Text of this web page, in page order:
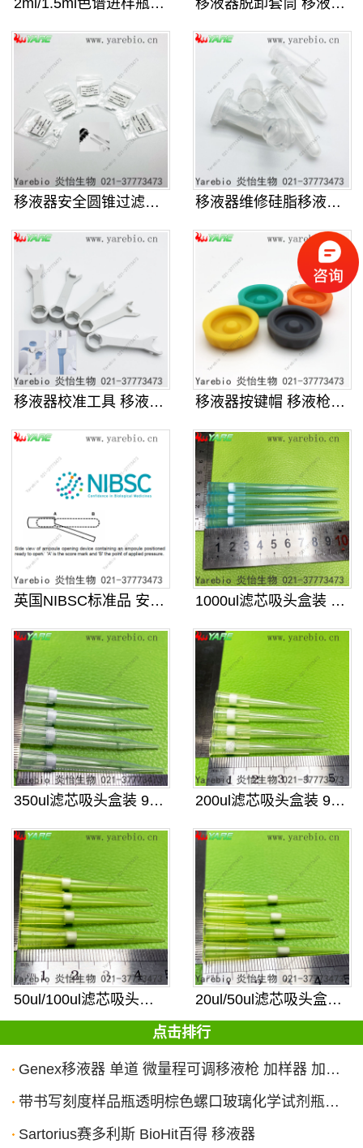
移液器安全圆锥过滤器 移液枪保护滤 移液器维修硅脂移液枪密封硅油适配赛
移液器校准工具 移液枪维修扳手 适 移液器按键帽 移液枪彩色识别帽彩帽
英国NIBSC标准品 安瓿瓶开瓶器 1000ul滤芯吸头盒装 96孔加
350ul滤芯吸头盒装 96孔 可 200ul滤芯吸头盒装 96孔 可
50ul/100ul滤芯吸头盒装 20ul/50ul滤芯吸头盒装 9
点击排行
Genex移液器 单道 微量程可调移液枪 加样器 加样枪 取样器
带书写刻度样品瓶透明棕色螺口玻璃化学试剂瓶子硅胶PTFE四氟垫片
Sartorius赛多利斯 BioHit百得 移液器